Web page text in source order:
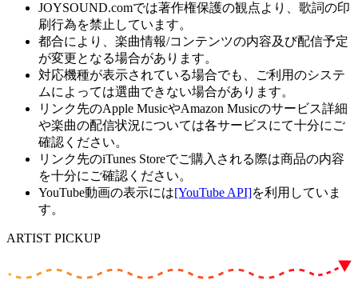
JOYSOUND.comでは著作権保護の観点より、歌詞の印
刷行為を禁止しています。
都合により、楽曲情報/コンテンツの内容及び配信予定
が変更となる場合があります。
対応機種が表示されている場合でも、ご利用のシステ
ムによっては選曲できない場合があります。
リンク先のApple MusicやAmazon Musicのサービス詳細
や楽曲の配信状況については各サービスにて十分にご
確認ください。
リンク先のiTunes Storeでご購入される際は商品の内容
を十分にご確認ください。
YouTube動画の表示には[YouTube API]を利用していま
す。
ARTIST PICKUP